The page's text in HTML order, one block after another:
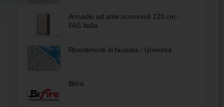
Armadio ad ante scorrevoli 120 cm -
FAS Italia
Rivestimenti di facciata - Unimetal
Bifire